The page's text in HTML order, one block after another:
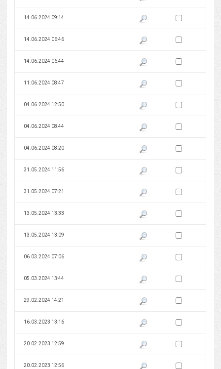
14.06.2024 09:14 Pokaż podgląd wersji z dnia
Zaznacz wersję do
14.06.2024 06:46 Pokaż podgląd wersji z dnia
Zaznacz wersję do
14.06.2024 06:44 Pokaż podgląd wersji z dnia
Zaznacz wersję do
11.06.2024 08:47 Pokaż podgląd wersji z dnia
Zaznacz wersję do
04.06.2024 12:50 Pokaż podgląd wersji z dnia
Zaznacz wersję do
04.06.2024 08:44 Pokaż podgląd wersji z dnia
Zaznacz wersję do
04.06.2024 08:20 Pokaż podgląd wersji z dnia
Zaznacz wersję do
31.05.2024 11:56 Pokaż podgląd wersji z dnia
Zaznacz wersję do
31.05.2024 07:21 Pokaż podgląd wersji z dnia
Zaznacz wersję do
13.05.2024 13:33 Pokaż podgląd wersji z dnia
Zaznacz wersję do
13.05.2024 13:09 Pokaż podgląd wersji z dnia
Zaznacz wersję do
06.03.2024 07:06 Pokaż podgląd wersji z dnia
Zaznacz wersję do
05.03.2024 13:44 Pokaż podgląd wersji z dnia
Zaznacz wersję do
29.02.2024 14:21 Pokaż podgląd wersji z dnia
Zaznacz wersję do
16.03.2023 13:16 Pokaż podgląd wersji z dnia
Zaznacz wersję do
20.02.2023 12:59 Pokaż podgląd wersji z dnia
Zaznacz wersję do
20.02.2023 12:56 Pokaż podgląd wersji z dnia
Zaznacz wersję do